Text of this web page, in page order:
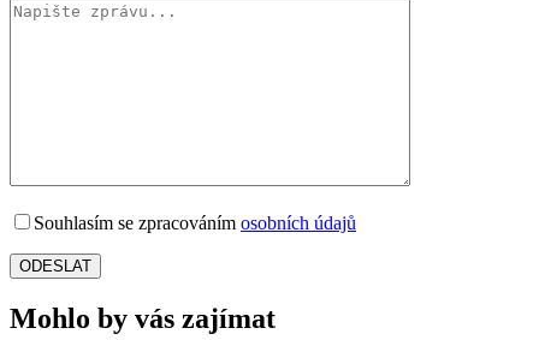
Souhlasím se zpracováním osobních údajů
Mohlo by vás zajímat